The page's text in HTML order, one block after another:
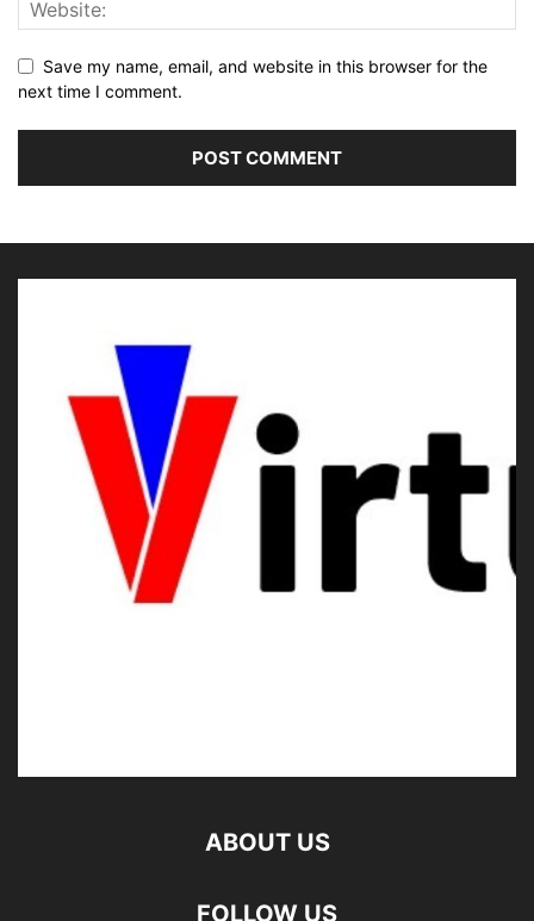
Save my name, email, and website in this browser for the
next time I comment.
ABOUT US
FOLLOW US